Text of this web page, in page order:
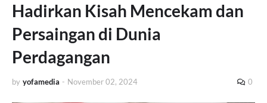
Hadirkan Kisah Mencekam dan
Persaingan di Dunia
Perdagangan
by yofamedia - November 02, 2024 0